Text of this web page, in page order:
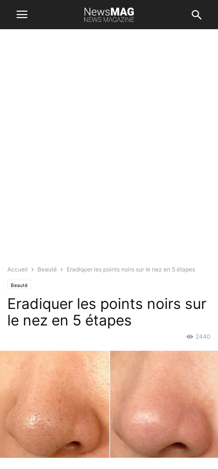
Accueil Beauté Eradiquer les points noirs sur le nez en 5 étapes
Beauté
Eradiquer les points noirs sur
le nez en 5 étapes
2440